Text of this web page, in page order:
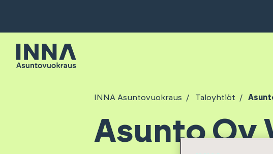
INNA Asuntovuokraus Taloyhtiöt
Asunto Oy